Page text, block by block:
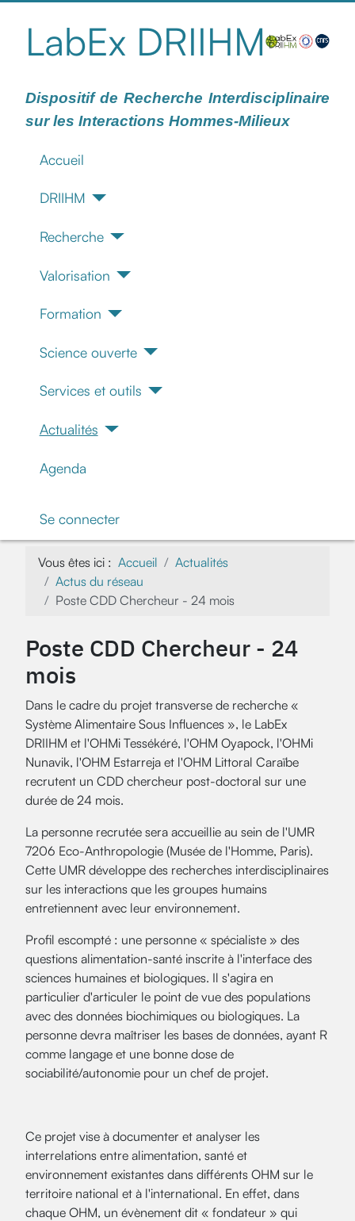
LabEx DRIIHM
Dispositif de Recherche Interdisciplinaire
sur les Interactions Hommes-Milieux
Accueil
DRIIHM
Recherche
Valorisation
Formation
Science ouverte
Services et outils
Actualités
Agenda
Se connecter
Vous êtes ici : Accueil
Actualités
Actus du réseau
Poste CDD Chercheur - 24 mois
Poste CDD Chercheur - 24
mois
Dans le cadre du projet transverse de recherche «
Système Alimentaire Sous Influences », le LabEx
DRIIHM et l'OHMi Tessékéré, l'OHM Oyapock, l'OHMi
Nunavik, l'OHM Estarreja et l'OHM Littoral Caraïbe
recrutent un CDD chercheur post-doctoral sur une
durée de 24 mois.
La personne recrutée sera accueillie au sein de l'UMR
7206 Eco-Anthropologie (Musée de l'Homme, Paris).
Cette UMR développe des recherches interdisciplinaires
sur les interactions que les groupes humains
entretiennent avec leur environnement.
Profil escompté : une personne « spécialiste » des
questions alimentation-santé inscrite à l'interface des
sciences humaines et biologiques. Il s'agira en
particulier d'articuler le point de vue des populations
avec des données biochimiques ou biologiques. La
personne devra maîtriser les bases de données, ayant R
comme langage et une bonne dose de
sociabilité/autonomie pour un chef de projet.
Ce projet vise à documenter et analyser les
interrelations entre alimentation, santé et
environnement existantes dans différents OHM sur le
territoire national et à l'international. En effet, dans
chaque OHM, un évènement dit « fondateur » qui